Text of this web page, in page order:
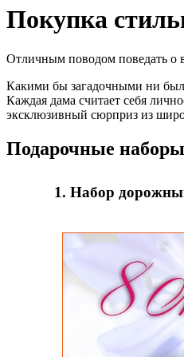
Покупка
Отличным поводом поведать о
Какими бы загадочными ни
Каждая дама считает себя
эксклюзивный сюрприз из
Подарочные
1. Набор